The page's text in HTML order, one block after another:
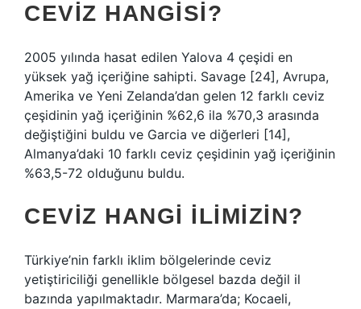
CEVIZ HANGISI?
2005 yılında hasat edilen Yalova 4 çeşidi en
yüksek yağ içeriğine sahipti. Savage [24], Avrupa,
Amerika ve Yeni Zelanda’dan gelen 12 farklı ceviz
çeşidinin yağ içeriğinin %62,6 ila %70,3 arasında
değiştiğini buldu ve Garcia ve diğerleri [14],
Almanya’daki 10 farklı ceviz çeşidinin yağ içeriğinin
%63,5-72 olduğunu buldu.
CEVIZ HANGI ILIMIZIN?
Türkiye’nin farklı iklim bölgelerinde ceviz
yetiştiriciliği genellikle bölgesel bazda değil il
bazında yapılmaktadır. Marmara’da; Kocaeli,